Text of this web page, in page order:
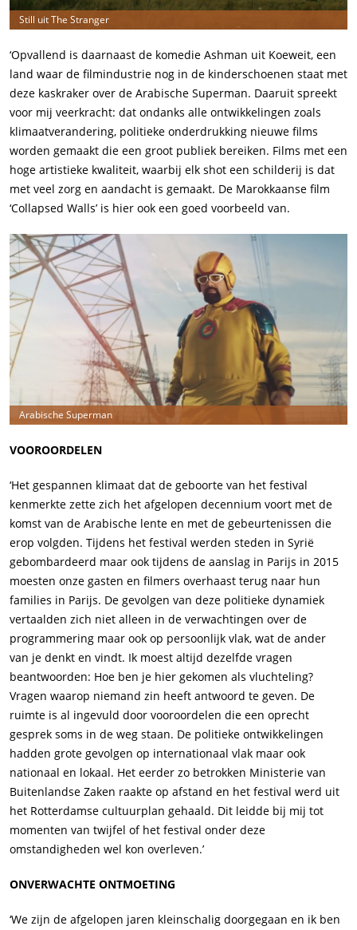
Still uit The Stranger
‘Opvallend is daarnaast de komedie Ashman uit Koeweit, een
land waar de filmindustrie nog in de kinderschoenen staat met
deze kaskraker over de Arabische Superman. Daaruit spreekt
voor mij veerkracht: dat ondanks alle ontwikkelingen zoals
klimaatverandering, politieke onderdrukking nieuwe films
worden gemaakt die een groot publiek bereiken. Films met een
hoge artistieke kwaliteit, waarbij elk shot een schilderij is dat
met veel zorg en aandacht is gemaakt. De Marokkaanse film
‘Collapsed Walls’ is hier ook een goed voorbeeld van.
Arabische Superman
VOOROORDELEN
‘Het gespannen klimaat dat de geboorte van het festival
kenmerkte zette zich het afgelopen decennium voort met de
komst van de Arabische lente en met de gebeurtenissen die
erop volgden. Tijdens het festival werden steden in Syrië
gebombardeerd maar ook tijdens de aanslag in Parijs in 2015
moesten onze gasten en filmers overhaast terug naar hun
families in Parijs. De gevolgen van deze politieke dynamiek
vertaalden zich niet alleen in de verwachtingen over de
programmering maar ook op persoonlijk vlak, wat de ander
van je denkt en vindt. Ik moest altijd dezelfde vragen
beantwoorden: Hoe ben je hier gekomen als vluchteling?
Vragen waarop niemand zin heeft antwoord te geven. De
ruimte is al ingevuld door vooroordelen die een oprecht
gesprek soms in de weg staan. De politieke ontwikkelingen
hadden grote gevolgen op internationaal vlak maar ook
nationaal en lokaal. Het eerder zo betrokken Ministerie van
Buitenlandse Zaken raakte op afstand en het festival werd uit
het Rotterdamse cultuurplan gehaald. Dit leidde bij mij tot
momenten van twijfel of het festival onder deze
omstandigheden wel kon overleven.’
ONVERWACHTE ONTMOETING
‘We zijn de afgelopen jaren kleinschalig doorgegaan en ik ben